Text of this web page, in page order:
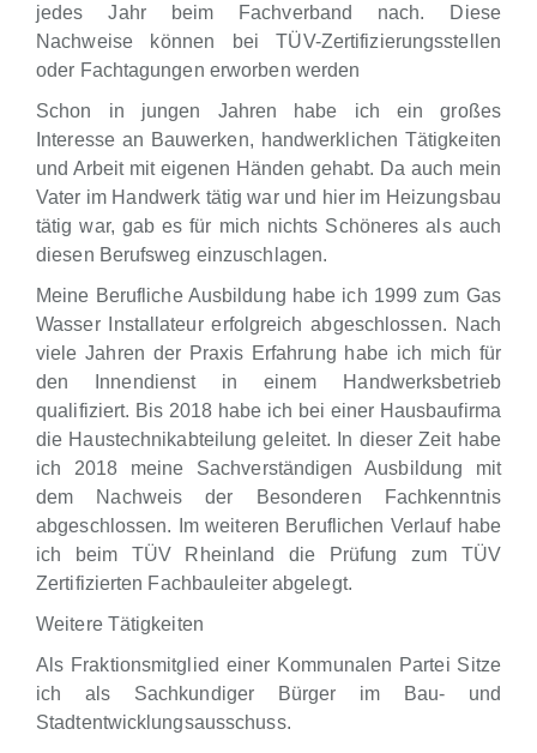
jedes Jahr beim Fachverband nach. Diese
Nachweise können bei TÜV-Zertifizierungsstellen
oder Fachtagungen erworben werden
Schon in jungen Jahren habe ich ein großes
Interesse an Bauwerken, handwerklichen Tätigkeiten
und Arbeit mit eigenen Händen gehabt. Da auch mein
Vater im Handwerk tätig war und hier im Heizungsbau
tätig war, gab es für mich nichts Schöneres als auch
diesen Berufsweg einzuschlagen.
Meine Berufliche Ausbildung habe ich 1999 zum Gas
Wasser Installateur erfolgreich abgeschlossen. Nach
viele Jahren der Praxis Erfahrung habe ich mich für
den Innendienst in einem Handwerksbetrieb
qualifiziert. Bis 2018 habe ich bei einer Hausbaufirma
die Haustechnikabteilung geleitet. In dieser Zeit habe
ich 2018 meine Sachverständigen Ausbildung mit
dem Nachweis der Besonderen Fachkenntnis
abgeschlossen. Im weiteren Beruflichen Verlauf habe
ich beim TÜV Rheinland die Prüfung zum TÜV
Zertifizierten Fachbauleiter abgelegt.
Weitere Tätigkeiten
Als Fraktionsmitglied einer Kommunalen Partei Sitze
ich als Sachkundiger Bürger im Bau- und
Stadtentwicklungsausschuss.